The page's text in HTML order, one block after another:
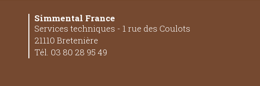
Simmental France
Services techniques - 1 rue des Coulots
21110 Bretenière
Tél. 03 80 28 95 49